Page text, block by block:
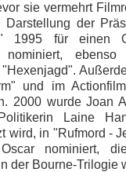
sie vermehrt
der
1995 für einen
nominiert,
und im
2000 wurde Joan
Laine
wird, in "Rufmord -
nominiert,
der Bourne-Trilogie
Datenschutz
Cookie-
Impressum
Desktop-Ansicht
myFanbase